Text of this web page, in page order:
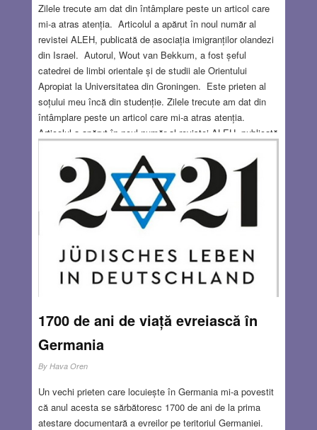
Zilele trecute am dat din întâmplare peste un articol care
mi-a atras atenția. Articolul a apărut în noul număr al
revistei ALEH, publicată de asociația imigranților olandezi
din Israel. Autorul, Wout van Bekkum, a fost șeful
catedrei de limbi orientale și de studii ale Orientului
Apropiat la Universitatea din Groningen. Este prieten al
soțului meu încă din studenție. Zilele trecute am dat din
întâmplare peste un articol care mi-a atras atenția.
Articolul a apărut în noul număr al revistei ALEH, publicată
van Bekkum, a fost șeful catedrei de limbi orientale și de
studii ale Orientului Apropiat la Universitatea din
Groningen. Este prieten al soțului meu încă din
studenție. Articolul original se află aici:
https://www.ioh.co.il/_files/ugd/98a859_f2278b81a46d4e9d
tradus, am adăugat ilustrații și câteva note explicative
pentru cititorii de limbă română. La începutul anilor 1980,
un israelian american stabilit la Haifa, un anume James
din Groningen[i], pe strada St. Jan. Groningen.
Read
APR 14, 2022
1700 de ani de viață evreiască în
Germania
By Hava Oren
Un vechi prieten care locuiește în Germania mi-a povestit
că anul acesta se sărbătoresc 1700 de ani de la prima
atestare documentară a evreilor pe teritoriul Germaniei.